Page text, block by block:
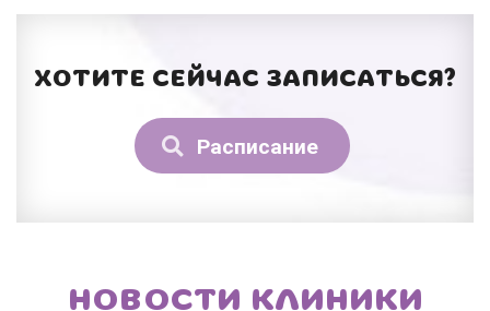
ХОТИТЕ СЕЙЧАС ЗАПИСАТЬСЯ?
Расписание
НОВОСТИ КЛИНИКИ